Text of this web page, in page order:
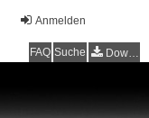
Anmelden
FAQ Suche Downloads